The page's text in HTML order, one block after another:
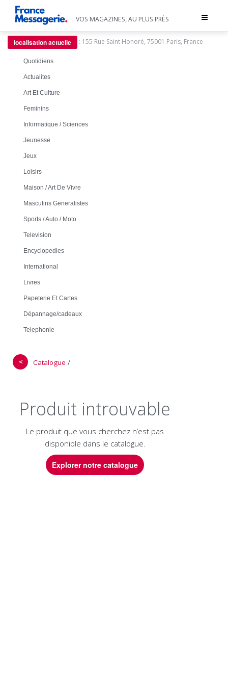
Toggle
VOS MAGAZINES, AU PLUS PRÈS
localisation actuelle : 155 Rue Saint Honoré, 75001 Paris, France
Quotidiens
Actualites
Art Et Culture
Feminins
Informatique / Sciences
Jeunesse
Jeux
Loisirs
Maison / Art De Vivre
Masculins Generalistes
Sports / Auto / Moto
Television
Encyclopedies
International
Livres
Papeterie Et Cartes
Dépannage/cadeaux
Telephonie
＜ Catalogue /
Produit introuvable
Le produit que vous cherchez n’est pas
disponible dans le catalogue.
Explorer notre catalogue